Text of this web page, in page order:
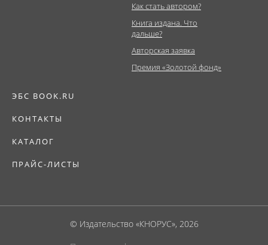
Как стать автором?
Книга издана. Что
дальше?
Авторская заявка
Премия «Золотой фонд»
ЭБС BOOK.RU
КОНТАКТЫ
КАТАЛОГ
ПРАЙС-ЛИСТЫ
© Издательство «КНОРУС», 2026